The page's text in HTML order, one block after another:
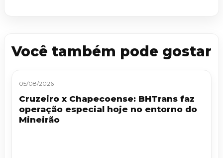
Você também pode gostar
05/08/2026
Cruzeiro x Chapecoense: BHTrans faz
operação especial hoje no entorno do
Mineirão